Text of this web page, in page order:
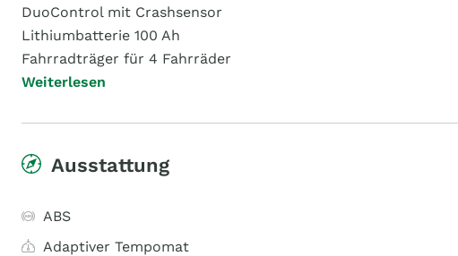
DuoControl mit Crashsensor
Lithiumbatterie 100 Ah
Fahrradträger für 4 Fahrräder
Weiterlesen
Ausstattung
ABS
Adaptiver Tempomat